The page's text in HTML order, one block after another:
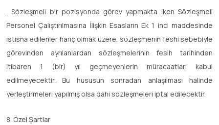
. Sözleşmeli bir pozisyonda görev yapmakta iken Sözleşmeli
Personel Çalıştırılmasına İlişkin Esasların Ek 1 inci maddesinde
istisna edilenler hariç olmak üzere, sözleşmenin feshi sebebiyle
görevinden ayrılanlardan sözleşmelerinin fesih tarihinden
itibaren 1 (bir) yıl geçmeyenlerin müracaatları kabul
edilmeyecektir. Bu hususun sonradan anlaşılması halinde
yerleştirmeleri yapılmış olsa dahi sözleşmeleri iptal edilecektir.
8. Özel Şartlar